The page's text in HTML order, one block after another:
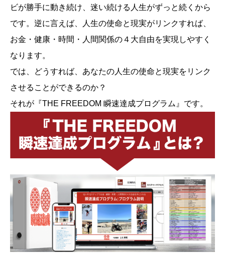
ビが勝手に動き続け、迷い続ける人生がずっと続くから
です。逆に言えば、人生の使命と現実がリンクすれば、
お金・健康・時間・人間関係の４大自由を実現しやすく
なります。
では、どうすれば、あなたの人生の使命と現実をリンク
させることができるのか？
それが『THE FREEDOM 瞬速達成プログラム』です。